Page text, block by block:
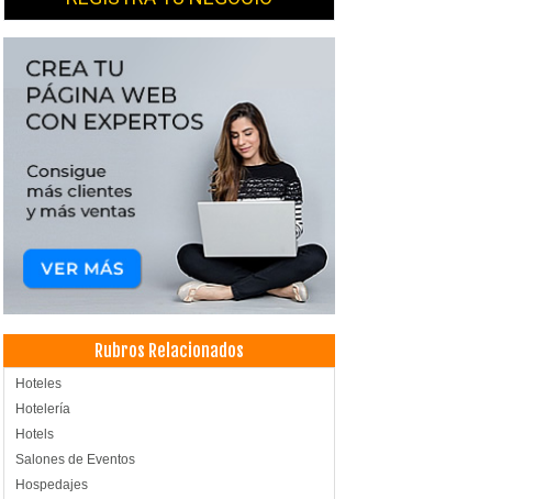
Rubros Relacionados
Hoteles
Hotelería
Hotels
Salones de Eventos
Hospedajes